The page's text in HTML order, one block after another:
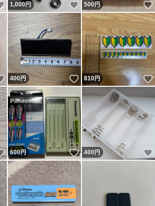
いいね！
1,000円 いいね！
500円
いいね！
400円 いいね！
810円
いいね！
600円 いいね！
400円